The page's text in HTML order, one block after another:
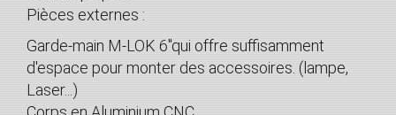
Pièces externes :
Garde-main M-LOK 6"qui offre suffisamment
d'espace pour monter des accessoires. (lampe,
Laser...)